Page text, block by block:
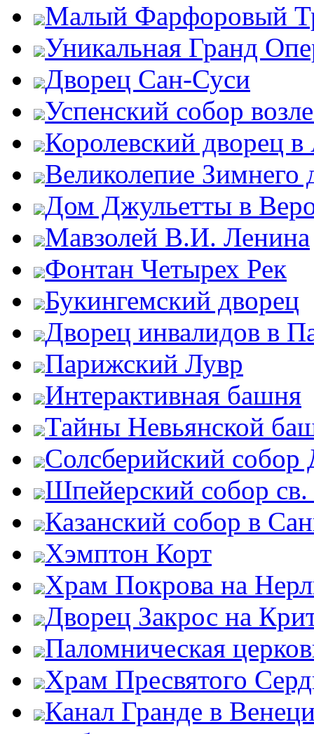
Малый Фарфоровый
Уникальная Гранд
Дворец Сан-Суси
Успенский собор
Королевский дворец
Великолепие
Дом Джульетты в
Мавзолей В.И. Ленина
Фонтан Четырех Рек
Букингемский дворец
Дворец инвалидов в
Парижский Лувр
Интерактивная башня
Тайны Невьянской
Солсберийский
Шпейерский собор
Казанский собор в
Хэмптон Корт
Храм Покрова на
Дворец Закрос на
Паломническая
Храм Пресвятого
Канал Гранде в